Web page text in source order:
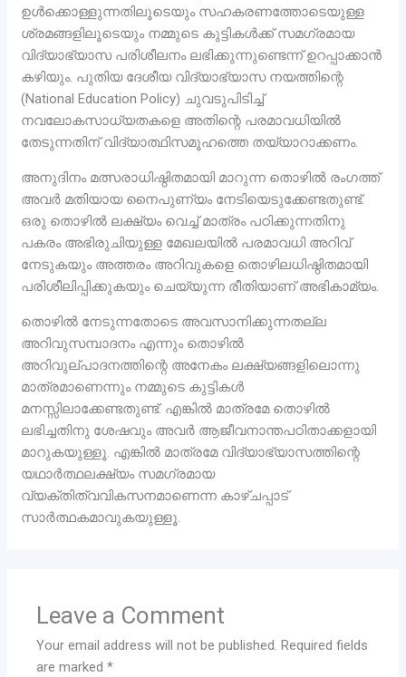
ഉൾക്കൊള്ളുന്നതിലൂടെയും സഹകരണത്തോടെയുള്ള
ശ്രമങ്ങളിലൂടെയും നമ്മുടെ കുട്ടികൾക്ക് സമഗ്രമായ
വിദ്യാഭ്യാസ പരിശീലനം ലഭിക്കുന്നുണ്ടെന്ന് ഉറപ്പാക്കാൻ
കഴിയും. പുതിയ ദേശീയ വിദ്യാഭ്യാസ നയത്തിന്റെ
(National Education Policy) ചുവടുപിടിച്ച്
നവലോകസാധ്യതകളെ അതിന്റെ പരമാവധിയിൽ
തേടുന്നതിന് വിദ്യാത്ഥിസമൂഹത്തെ തയ്യാറാക്കണം.
അനുദിനം മത്സരാധിഷ്ഠിതമായി മാറുന്ന തൊഴിൽ രം​ഗത്ത്
അവർ മതിയായ നൈപുണ്യം നേടിയെടുക്കേണ്ടതുണ്ട്.
ഒരു തൊഴിൽ ലക്ഷ്യം വെച്ച് മാത്രം പഠിക്കുന്നതിനു
പകരം അഭിരുചിയുള്ള മേഖലയിൽ പരമാവധി അറിവ്
നേടുകയും അത്തരം അറിവുകളെ തൊഴിലധിഷ്ഠിതമായി
പരിശീലിപ്പിക്കുകയും ചെയ്യുന്ന രീതിയാണ് അഭികാമ്യം.
തൊഴിൽ നേടുന്നതോടെ അവസാനിക്കുന്നതല്ല
അറിവുസമ്പാദനം എന്നും തൊഴിൽ
അറിവുല്പാദനത്തിന്റെ അനേകം ലക്ഷ്യങ്ങളിലൊന്നു
മാത്രമാണെന്നും നമ്മുടെ കുട്ടികൾ
മനസ്സിലാക്കേണ്ടതുണ്ട്. എങ്കിൽ മാത്രമേ തൊഴിൽ
ലഭിച്ചതിനു ശേഷവും അവർ ആജീവനാന്തപഠിതാക്കളായി
മാറുകയുള്ളൂ. എങ്കിൽ മാത്രമേ വിദ്യാഭ്യാസത്തിന്റെ
യഥാർത്ഥലക്ഷ്യം സമ​ഗ്രമായ
വ്യക്തിത്വവികസനമാണെന്ന കാഴ്ചപ്പാട്
സാർത്ഥകമാവുകയുള്ളൂ.
Leave a Comment
Your email address will not be published. Required fields
are marked*